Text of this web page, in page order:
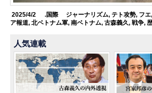
2025/4/2 .国際 ジャーナリズム, テト攻勢, フエ,
ア報道,北ベトナム軍,南ベトナム,古森義久,戦争,
人気連載